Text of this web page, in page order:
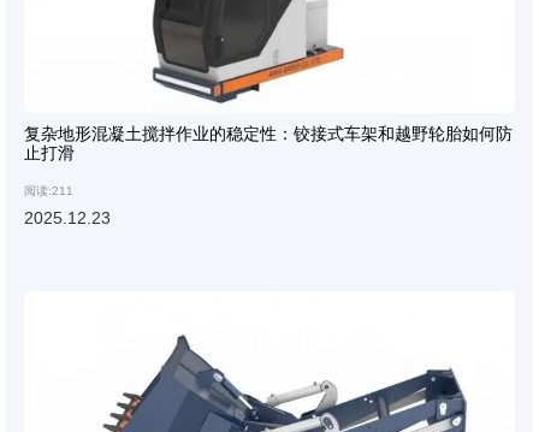
复杂地形混凝土搅拌作业的稳定性：铰接式车架和越野轮胎如何防
止打滑
阅读:211
2025.12.23